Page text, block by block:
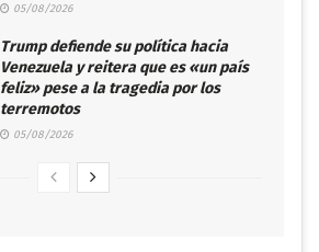
05/08/2026
Trump defiende su política hacia
Venezuela y reitera que es «un país
feliz» pese a la tragedia por los
terremotos
05/08/2026